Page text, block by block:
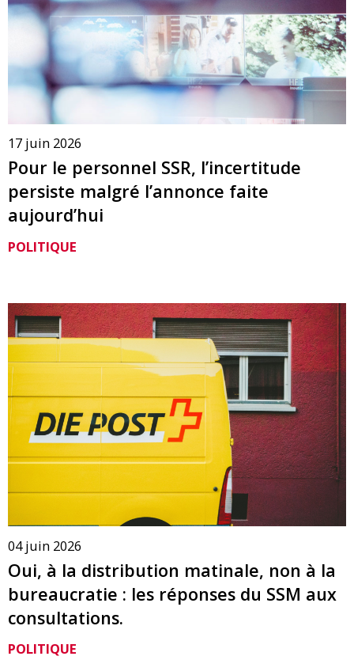
17 juin 2026
Pour le personnel SSR, l’incertitude
persiste malgré l’annonce faite
aujourd’hui
POLITIQUE
04 juin 2026
Oui, à la distribution matinale, non à la
bureaucratie : les réponses du SSM aux
consultations.
POLITIQUE